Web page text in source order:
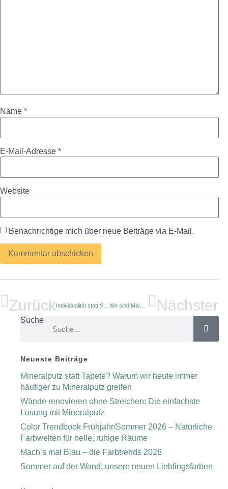
Name *
E-Mail-Adresse *
Website
Benachrichtige mich über neue Beiträge via E-Mail.
Zurück Wir sind Maler des Jahres 2014! Nächster
Suche
Neueste Beiträge
Mineralputz statt Tapete? Warum wir heute immer
häufiger zu Mineralputz greifen
Wände renovieren ohne Streichen: Die einfachste
Lösung mit Mineralputz
Color Trendbook Frühjahr/Sommer 2026 – Natürliche
Farbwelten für helle, ruhige Räume
Mach’s mal Blau – die Farbtrends 2026
Sommer auf der Wand: unsere neuen Lieblingsfarben